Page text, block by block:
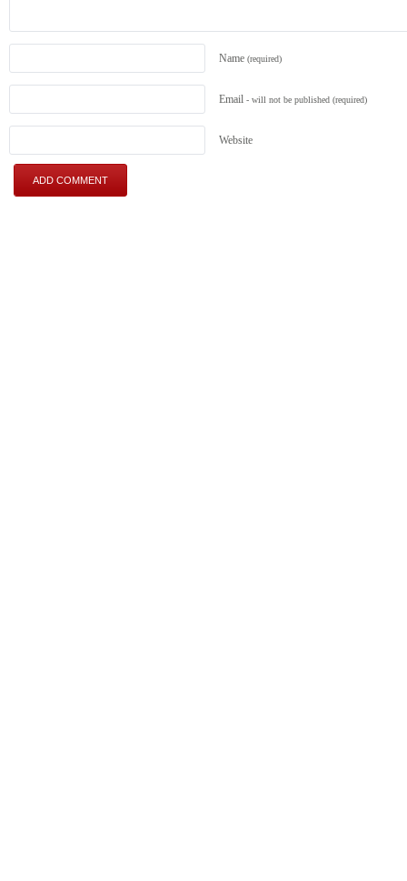
Name (required)
Email - will not be published (required)
Website